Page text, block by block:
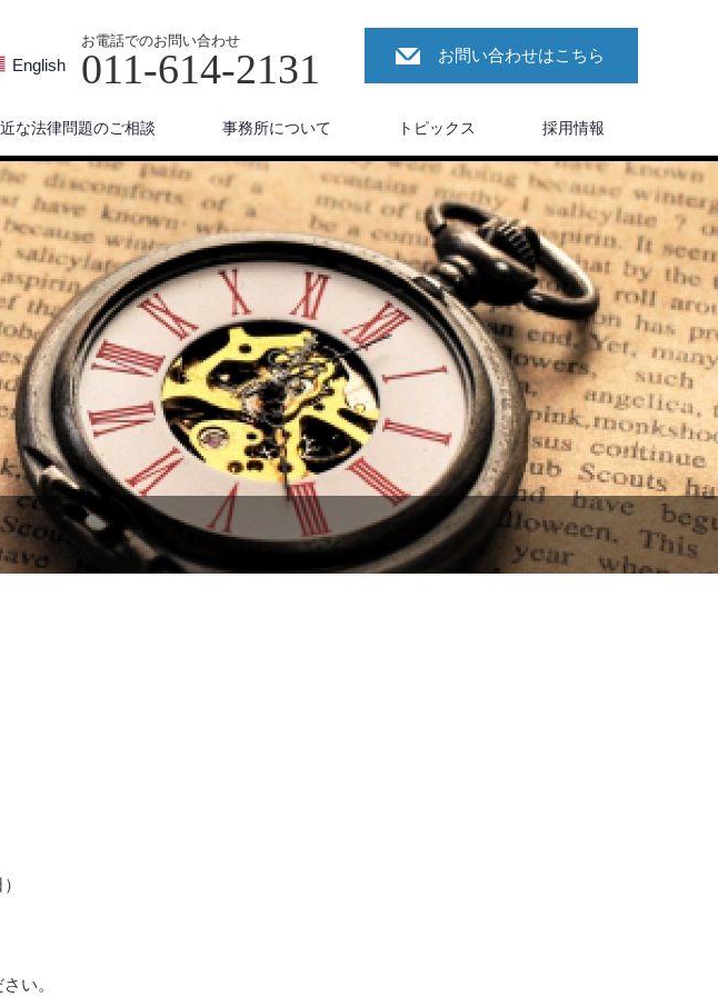
English
お電話でのお問い合わせ
011-614-2131 お問い合わせはこちら
な法律問題のご相談 事務所について トピックス 採用情報
い。